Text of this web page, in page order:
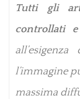
Tutti gli
controllati
l’immagine
massima